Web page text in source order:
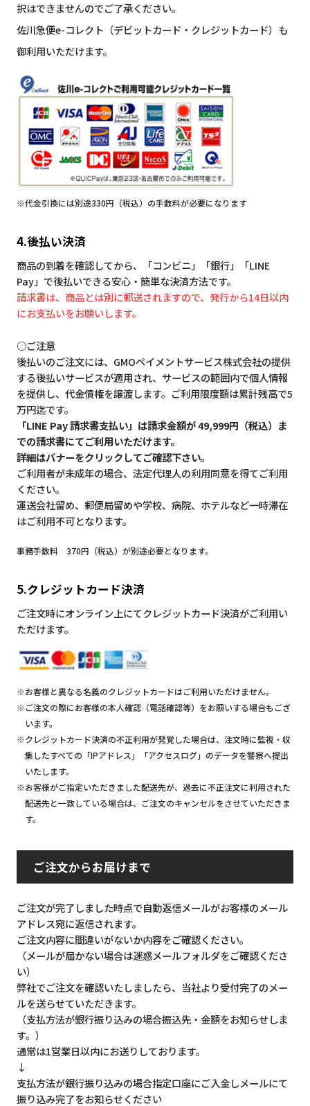
択はできませんのでご了承ください。
佐川急便e-コレクト（デビットカード・クレジットカード）も
御利用いただけます。
※代金引換には別途330円（税込）の手数料が必要になります
4.後払い決済
商品の到着を確認してから、「コンビニ」「銀行」「LINE
Pay」で後払いできる安心・簡単な決済方法です。
請求書は、商品とは別に郵送されますので、発行から14日以内
にお支払いをお願いします。
○ご注意
後払いのご注文には、GMOペイメントサービス株式会社の提供
する後払いサービスが適用され、サービスの範囲内で個人情報
を提供し、代金債権を譲渡します。ご利用限度額は累計残高で5
万円迄です。
「LINE Pay 請求書支払い」は請求金額が 49,999円（税込）ま
での請求書にてご利用いただけます。
詳細はバナーをクリックしてご確認下さい。
ご利用者が未成年の場合、法定代理人の利用同意を得てご利用
ください。
運送会社留め、郵便局留めや学校、病院、ホテルなど一時滞在
はご利用不可となります。
事務手数料 370円（税込）が別途必要となります。
5.クレジットカード決済
ご注文時にオンライン上にてクレジットカード決済がご利用い
ただけます。
※お客様と異なる名義のクレジットカードはご利用いただけません。
※ご注文の際にお客様の本人確認（電話確認等）をお願いする場合もござ
います。
※クレジットカード決済の不正利用が発覚した場合は、注文時に監視・収
集したすべての「IPアドレス」「アクセスログ」のデータを警察へ提出
いたします。
※お客様がご指定いただきました配送先が、過去に不正注文に利用された
配送先と一致している場合は、ご注文のキャンセルをさせていただきま
す。
ご注文からお届けまで
ご注文が完了しました時点で自動返信メールがお客様のメール
アドレス宛に返信されます。
ご注文内容に間違いがないか内容をご確認ください。
（メールが届かない場合は迷惑メールフォルダをご確認くださ
い）
弊社でご注文を確認いたしましたら、当社より受付完了のメー
ルを送らせていただきます。
（支払方法が銀行振り込みの場合振込先・金額をお知らせしま
す。）
通常は1営業日以内にお送りしております。
↓
支払方法が銀行振り込みの場合指定口座にご入金しメールにて
振り込み完了をお知らせください